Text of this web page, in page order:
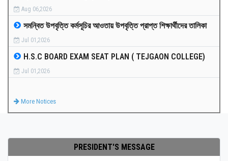
PAYMENT
CO-CURRICULUM
RESULTS
Aug 06,2026
সমন্বিত উপবৃত্তি কর্মসূচির আওতায় উপবৃত্তি প্রাপ্ত শিক্ষার্থীদের তালিকা
Jul 01,2026
H.S.C BOARD EXAM SEAT PLAN ( TEJGAON COLLEGE)
Jul 01,2026
More Notices
PRESIDENT'S MESSAGE